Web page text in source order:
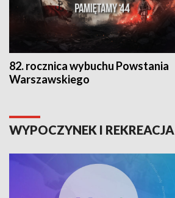
82. rocznica wybuchu Powstania
Warszawskiego
WYPOCZYNEK I REKREACJA